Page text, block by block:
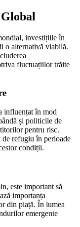
investițiile în
o alternativă viabilă.
fluctuațiilor trăite
influențat în mod
și politicile de
pentru risc.
refugiu în perioade
condiții.
este important să
importanța
din piață. În lumea
emergente